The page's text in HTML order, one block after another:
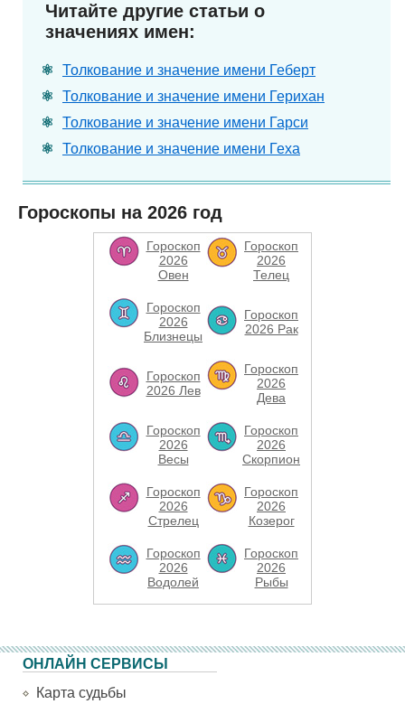
Читайте другие статьи о
значениях имен:
Толкование и значение имени Геберт
Толкование и значение имени Герихан
Толкование и значение имени Гарси
Толкование и значение имени Геха
Гороскопы на 2026 год
Гороскоп
2026
Овен
Гороскоп
2026
Телец
Гороскоп
2026
Близнецы
Гороскоп
2026 Рак
Гороскоп
2026 Лев
Гороскоп
2026
Дева
Гороскоп
2026
Весы
Гороскоп
2026
Скорпион
Гороскоп
2026
Стрелец
Гороскоп
2026
Козерог
Гороскоп
2026
Водолей
Гороскоп
2026
Рыбы
ОНЛАЙН СЕРВИСЫ
Карта судьбы